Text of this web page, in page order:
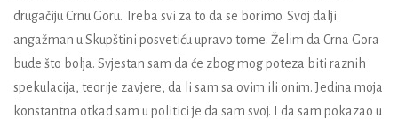
drugačiju Crnu Goru. Treba svi za to da se borimo. Svoj dalji
angažman u Skupštini posvetiću upravo tome. Želim da Crna Gora
bude što bolja. Svjestan sam da će zbog mog poteza biti raznih
spekulacija, teorije zavjere, da li sam sa ovim ili onim. Jedina moja
konstantna otkad sam u politici je da sam svoj. I da sam pokazao u